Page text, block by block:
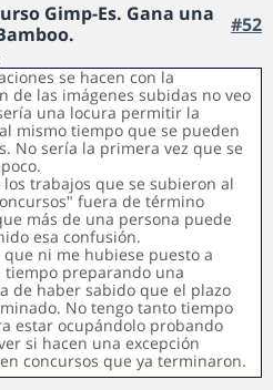
Gimp-Es. Gana una
#52
se hacen con la
de las imágenes subidas no veo
una locura permitir la
mismo tiempo que se pueden
No sería la primera vez que se
los trabajos que se subieron al
fuera de término
más de una persona puede
esa confusión.
que ni me hubiese puesto a
tiempo preparando una
de haber sabido que el plazo
No tengo tanto tiempo
estar ocupándolo probando
si hacen una excepción
concursos que ya terminaron.